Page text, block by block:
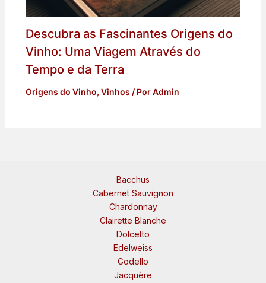
Descubra as Fascinantes Origens do
Vinho: Uma Viagem Através do
Tempo e da Terra
Origens do Vinho, Vinhos / PorAdmin
Bacchus
Cabernet Sauvignon
Chardonnay
Clairette Blanche
Dolcetto
Edelweiss
Godello
Jacquère